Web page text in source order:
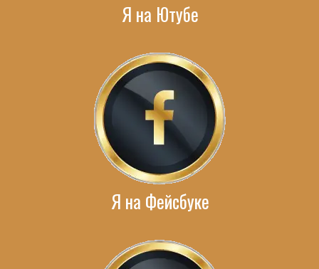
Я на Ютубе
Я на Фейсбуке